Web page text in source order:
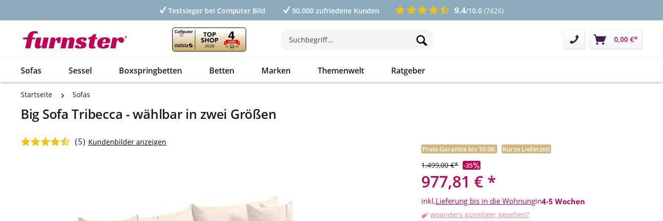
Testsieger bei Computer Bild 90.000 zufriedene Kunden 9.4/10.0 (7426)
Kontakt 0,00 €*
Sofas Sessel Boxspringbetten Betten Marken Themenwelt Ratgeber
Startseite Sofas
Big Sofa Tribecca - wählbar in zwei Größen
Durchschnittliche Bewertung von 4.8 von 5 Sternen
(5) Kundenbilder anzeigen
977,81 € *
Preis-Garantie bis 10.08. Kurze Lieferzeit
1.499,00 €* -35
inkl.Lieferung bis in die Wohnungin4-5 Wochen
woanders günstiger gesehen?